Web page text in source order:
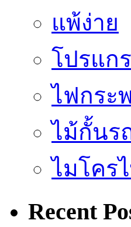
แพ้ง่าย
โปรแก
ไฟกระ
ไม้กั้นร
ไมโคร
Recent